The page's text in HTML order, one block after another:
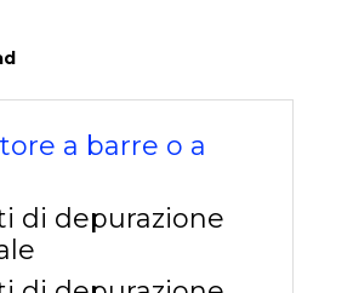
CANALE MANUALE GCM
a barre o a
di depurazione